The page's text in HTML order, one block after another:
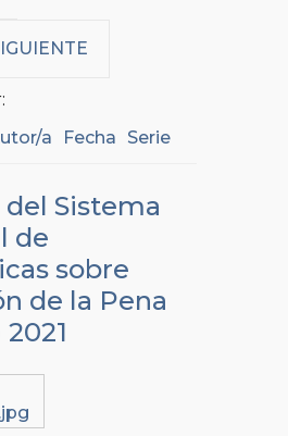
a Fecha Serie
Sistema
de
sobre
de la Pena
2021